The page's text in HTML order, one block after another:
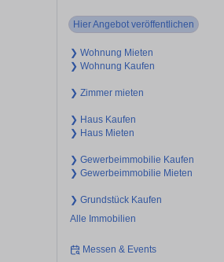
Hier Angebot veröffentlichen
❯ Wohnung Mieten
❯ Wohnung Kaufen
❯ Zimmer mieten
❯ Haus Kaufen
❯ Haus Mieten
❯ Gewerbeimmobilie Kaufen
❯ Gewerbeimmobilie Mieten
❯ Grundstück Kaufen
Alle Immobilien
Messen & Events